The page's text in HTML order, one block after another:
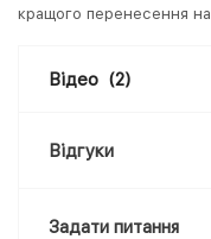
кращого перенесення
Відео (2)
Відгуки
Задати питання